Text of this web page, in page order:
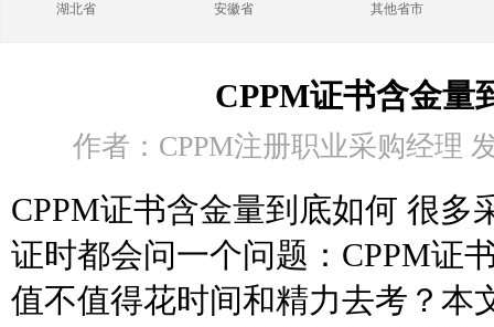
湖北省 安徽省 其他省市
CPPM证书含金量
作者：CPPM注册职业采购经理
CPPM证书含金量到底如何 很多
证时都会问一个问题：CPPM证
值不值得花时间和精力去考？本